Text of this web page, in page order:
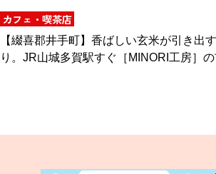
カフェ・喫茶店
【綴喜郡井手町】香ばしい玄米が引き出
り。JR山城多賀駅すぐ［MINORI工房］